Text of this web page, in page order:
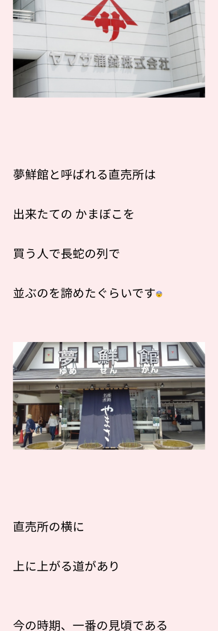
夢鮮館と呼ばれる直売所は
出来たての かまぼこを
買う人で長蛇の列で
並ぶのを諦めたぐらいです
直売所の横に
上に上がる道があり
今の時期、一番の見頃である